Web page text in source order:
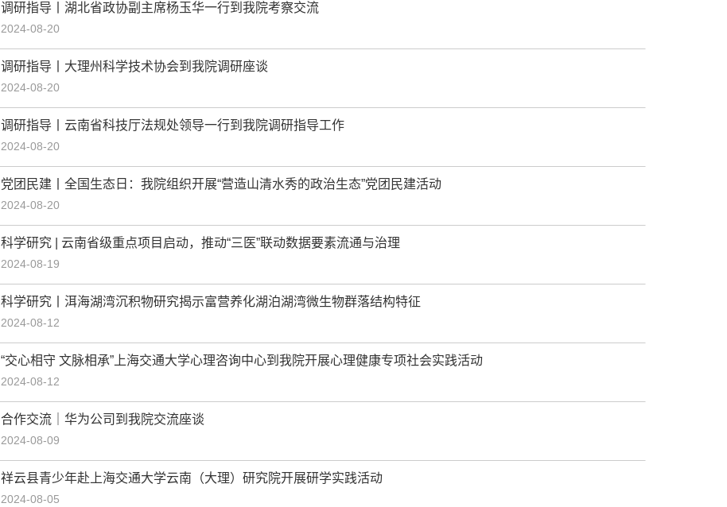
调研指导丨湖北省政协副主席杨玉华一行到我院考察交流
2024-08-20
调研指导丨大理州科学技术协会到我院调研座谈
2024-08-20
调研指导丨云南省科技厅法规处领导一行到我院调研指导工作
2024-08-20
党团民建丨全国生态日：我院组织开展“营造山清水秀的政治生态”党团民建活动
2024-08-20
科学研究 | 云南省级重点项目启动，推动“三医”联动数据要素流通与治理
2024-08-19
科学研究丨洱海湖湾沉积物研究揭示富营养化湖泊湖湾微生物群落结构特征
2024-08-12
“交心相守 文脉相承”上海交通大学心理咨询中心到我院开展心理健康专项社会实践活动
2024-08-12
合作交流｜华为公司到我院交流座谈
2024-08-09
祥云县青少年赴上海交通大学云南（大理）研究院开展研学实践活动
2024-08-05